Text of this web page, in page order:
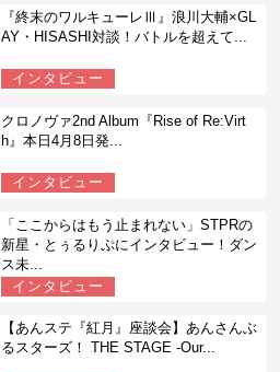
『終末のワルキューレⅢ』浪川大輔×GL
AY・HISASHI対談！バトルを超えて...
インタビュー
クロノヴァ2nd Album『Rise of Re:Virt
h』本日4月8日発...
インタビュー
「ここからはもう止まれない」STPRの
新星・とぅるりぷにインタビュー！ダン
ス未...
インタビュー
【あんステ『紅月』座談会】あんさんぶ
るスターズ！ THE STAGE -Our...